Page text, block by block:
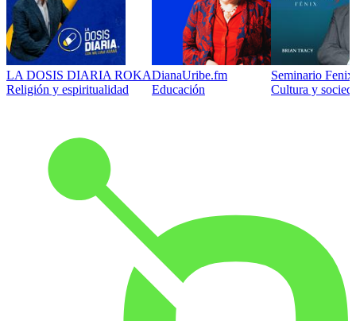
LA DOSIS DIARIA ROKA
Religión y espiritualidad
DianaUribe.fm
Educación
Seminario
Cultura y